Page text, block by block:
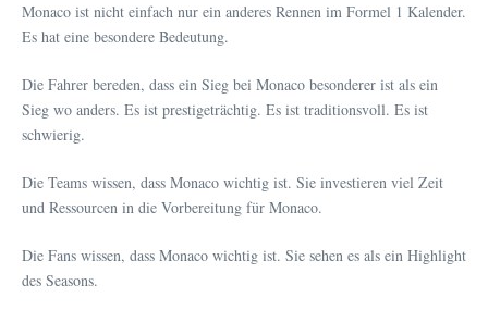
Monaco ist nicht einfach nur ein anderes Rennen im Formel 1 Kalender.
Es hat eine besondere Bedeutung.
Die Fahrer bereden, dass ein Sieg bei Monaco besonderer ist als ein
Sieg wo anders. Es ist prestigeträchtig. Es ist traditionsvoll. Es ist
schwierig.
Die Teams wissen, dass Monaco wichtig ist. Sie investieren viel Zeit
und Ressourcen in die Vorbereitung für Monaco.
Die Fans wissen, dass Monaco wichtig ist. Sie sehen es als ein Highlight
des Seasons.